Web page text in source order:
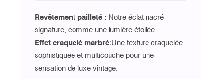
Revêtement pailleté : Notre éclat nacré
signature, comme une lumière étoilée.
Effet craquelé marbré:Une texture craquelée
sophistiquée et multicouche pour une
sensation de luxe vintage.